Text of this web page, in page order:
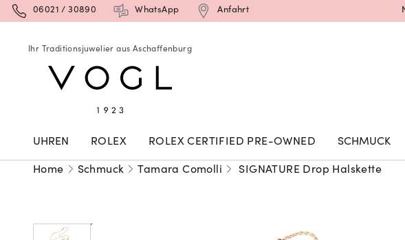
06021 / 30890 WhatsApp Anfahrt
Mehr
Ihr Traditionsjuwelier aus Aschaffenburg
UHREN ROLEX ROLEX CERTIFIED PRE-OWNED SCHMUCK
Home Schmuck Tamara Comolli SIGNATURE Drop Halskette